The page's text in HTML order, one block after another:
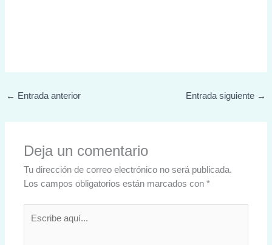
← Entrada anterior Entrada siguiente →
Deja un comentario
Tu dirección de correo electrónico no será publicada.
Los campos obligatorios están marcados con*
aquí...